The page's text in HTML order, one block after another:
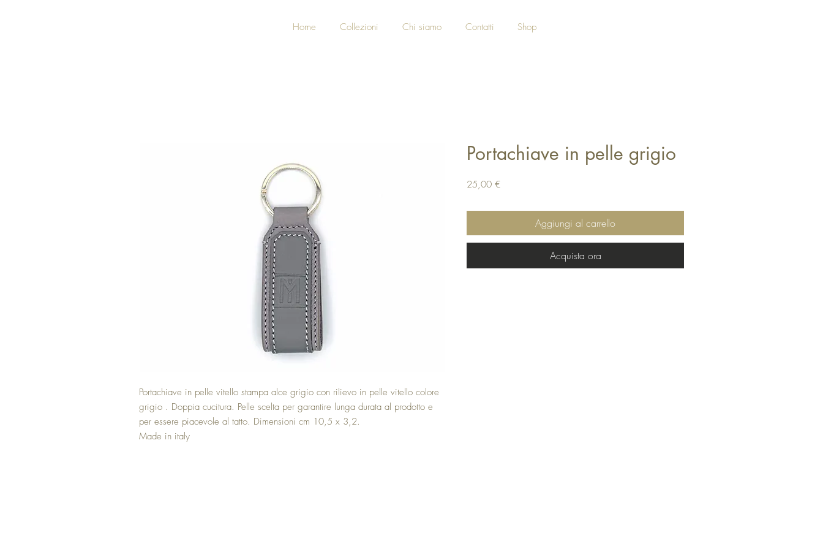
Home Collezioni Chi siamo Contatti Shop
Portachiave in pelle vitello stampa alce grigio con rilievo in pelle vitello colore
grigio . Doppia cucitura. Pelle scelta per garantire lunga durata al prodotto e
per essere piacevole al tatto. Dimensioni cm 10,5 x 3,2.
Made in italy
Portachiave in pelle grigio
25,00 €Prezzo
Aggiungi al carrello
Acquista ora